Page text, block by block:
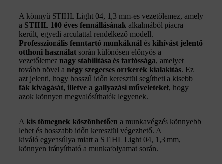
A könnyű STIHL Light 04, 1,3 mm-es vezetőlemez, amely
a STIHL 100 éves fennállásának alkalmából piacra
került, egyedi arculattal rendelkező modell.
Professzionális fenntartó munkáknál és kihívást jelentő
otthoni használat során különösen előnyös a
vezetőlemez nagy stabilitása és tartóssága, amelyet
tovább növel a négy szegecses orrkerék kialakítás. Ez
azt jelenti, hogy hosszű időn keresztül segítheti a kisebb
fák kivágását, illetve a gallyazási műveleteket, hogy
azok könnyen megvalósíthatók legyenek.
A kis tömegnek köszönhetően a munkavégzés könnyebb
lehet és hosszabb időn keresztül végezhető. A
kiváló egyensúlya miatt a STIHL Light 04, 1,3 mm,
könnyen irányítható a munkafolyamat során.